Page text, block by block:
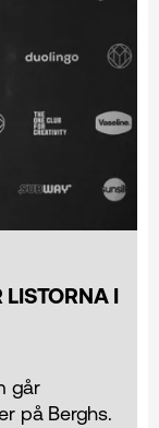
LISTORNA I
går
på Berghs.